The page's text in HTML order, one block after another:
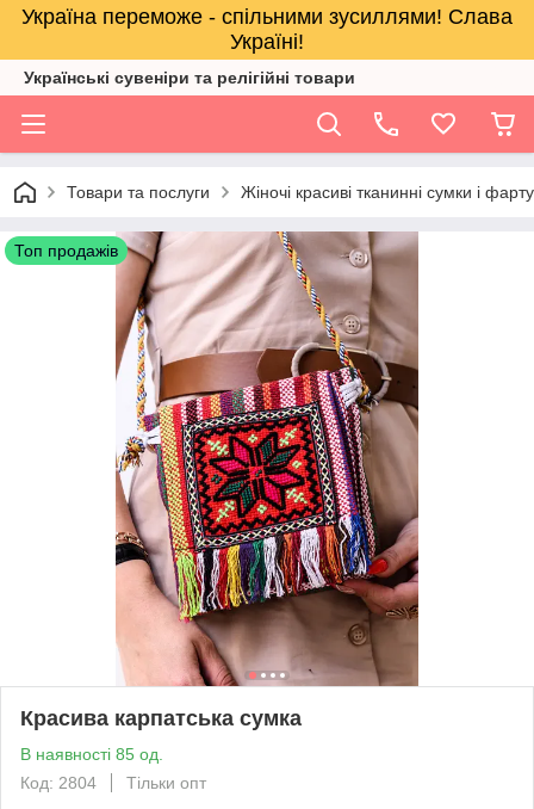
Україна переможе - спільними зусиллями! Слава
Україні!
Українські сувеніри та релігійнi товари
Товари та послуги Жіночі красиві тканинні сумки і
Топ продажів
Красива карпатська сумка
В наявності 85 од.
Код: 2804
Тільки опт